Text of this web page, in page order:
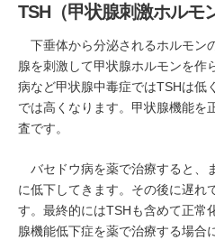
TSH（甲状腺刺激ホルモ
下垂体から分泌されるホルモン
腺を刺激して甲状腺ホルモンを作
病など甲状腺中毒症ではTSHは低
では高くなります。甲状腺機能を
査です。
バセドウ病を薬で治療すると、
に低下してきます。その後に遅れ
す。最終的にはTSHも含めて正常
腺機能低下症を薬で治療する場合